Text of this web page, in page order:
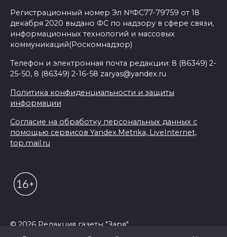
Регистрационный номер Эл №ФС77-79759 от 18
декабря 2020 выдано ФС по надзору в сфере связи,
информационных технологий и массовых
коммуникаций(Роскомнадзор)
Телефон и электронная почта редакции: 8 (86349) 2-
25-50, 8 (86349) 2-16-58 zaryas@yandex.ru
Политика конфиденциальности и защиты
информации
Согласие на обработку персональных данных с
помощью сервисов Yandex.Metrika, LiveInternet,
top.mail.ru
© 2026 Редакция газеты "Заря"